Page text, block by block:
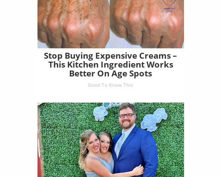
Stop Buying Expensive Creams –
This Kitchen Ingredient Works
Better On Age Spots
Good To Know This